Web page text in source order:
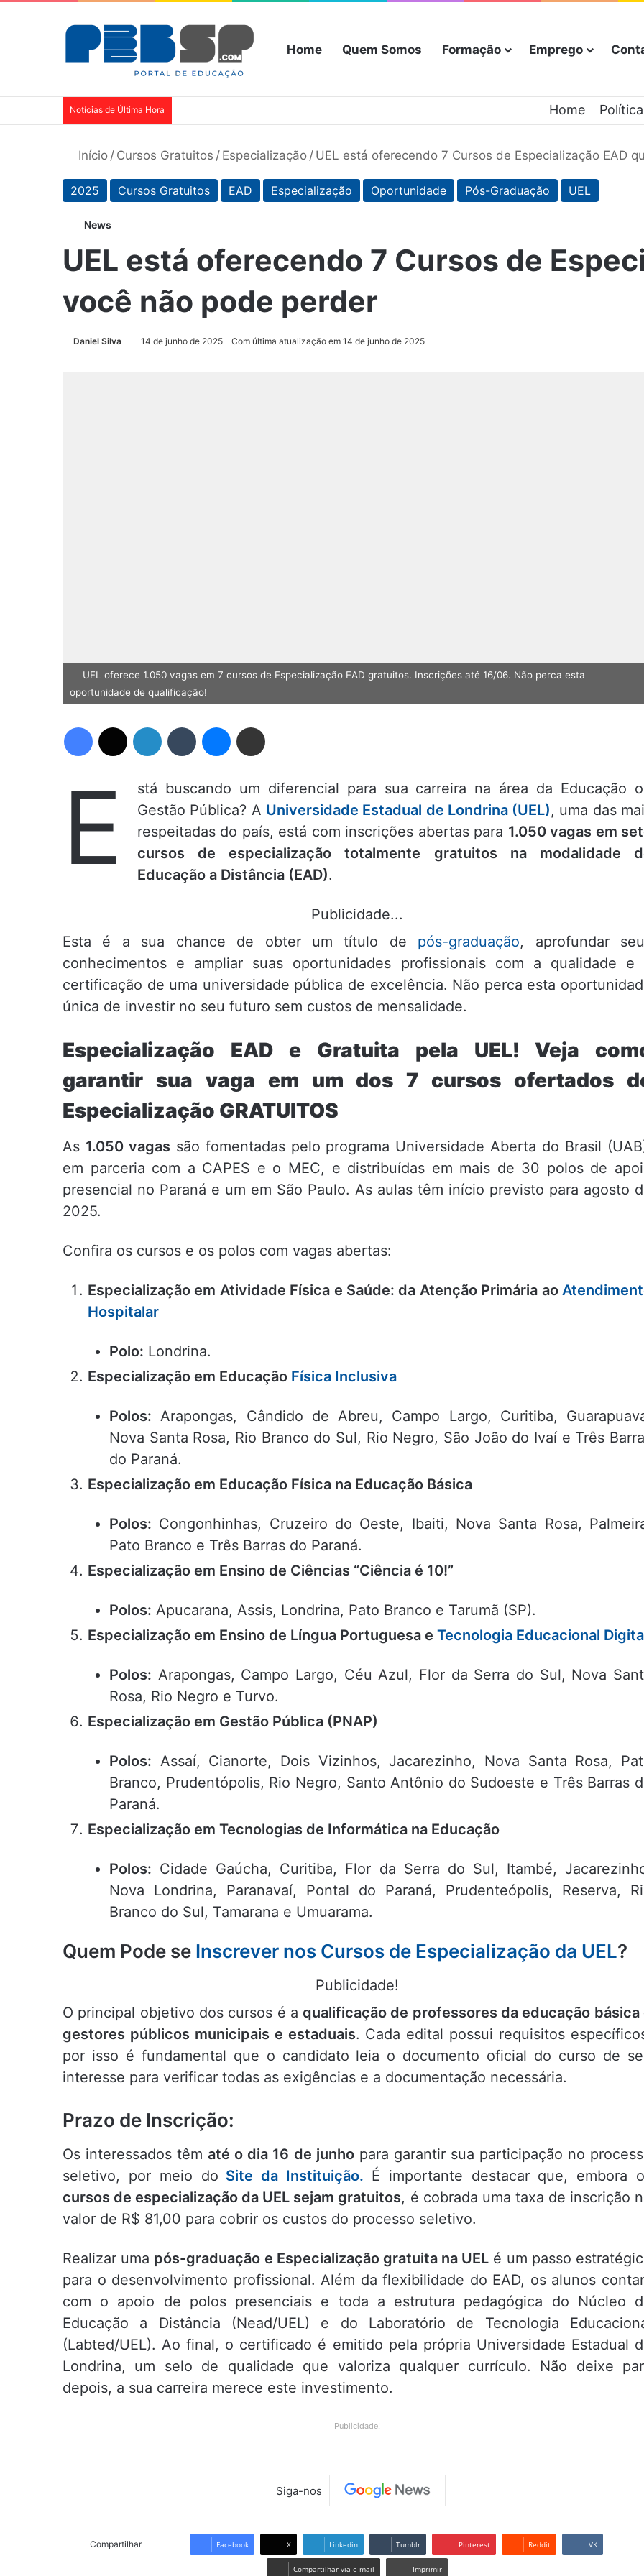
Home Quem Somos Formação Emprego
Notícias de Última Hora Home
Início / Cursos Gratuitos / Especialização / UEL está oferecendo 7 Cursos de Especialização EAD
2025 Cursos Gratuitos EAD Especialização Oportunidade Pós-Graduação UEL
News
UEL está oferecendo 7 Cursos de
você não pode perder
Daniel Silva 14 de junho de 2025 Com última atualização em 14 de junho de 2025
UEL oferece 1.050 vagas em 7 cursos de Especialização EAD gratuitos. Inscrições até 16/06. Não perca esta
oportunidade de qualificação!
E
stá buscando um diferencial para sua carreira na área da Educação
Gestão Pública? A Universidade Estadual de Londrina (UEL), uma das
respeitadas do país, está com inscrições abertas para 1.050 vagas em
cursos de especialização totalmente gratuitos na modalidade
Educação a Distância (EAD).
Publicidade...
Esta é a sua chance de obter um título de pós-graduação, aprofundar
conhecimentos e ampliar suas oportunidades profissionais com a qualidade e
certificação de uma universidade pública de excelência. Não perca esta
única de investir no seu futuro sem custos de mensalidade.
Especialização EAD e Gratuita pela UEL! Veja
garantir sua vaga em um dos 7 cursos ofertados
Especialização GRATUITOS
As 1.050 vagas são fomentadas pelo programa Universidade Aberta do Brasil
em parceria com a CAPES e o MEC, e distribuídas em mais de 30 polos de
presencial no Paraná e um em São Paulo. As aulas têm início previsto para agosto
2025.
Confira os cursos e os polos com vagas abertas:
Especialização em Atividade Física e Saúde: da Atenção Primária ao
Hospitalar
Polo: Londrina.
Especialização em Educação Física Inclusiva
Polos: Arapongas, Cândido de Abreu, Campo Largo, Curitiba,
Nova Santa Rosa, Rio Branco do Sul, Rio Negro, São João do Ivaí e Três
do Paraná.
Especialização em Educação Física na Educação Básica
Polos: Congonhinhas, Cruzeiro do Oeste, Ibaiti, Nova Santa Rosa,
Pato Branco e Três Barras do Paraná.
Especialização em Ensino de Ciências “Ciência é 10!”
Polos: Apucarana, Assis, Londrina, Pato Branco e Tarumã (SP).
Especialização em Ensino de Língua Portuguesa e Tecnologia Educacional
Polos: Arapongas, Campo Largo, Céu Azul, Flor da Serra do Sul, Nova
Rosa, Rio Negro e Turvo.
Especialização em Gestão Pública (PNAP)
Polos: Assaí, Cianorte, Dois Vizinhos, Jacarezinho, Nova Santa Rosa,
Branco, Prudentópolis, Rio Negro, Santo Antônio do Sudoeste e Três Barras
Paraná.
Especialização em Tecnologias de Informática na Educação
Polos: Cidade Gaúcha, Curitiba, Flor da Serra do Sul, Itambé,
Nova Londrina, Paranavaí, Pontal do Paraná, Prudenteópolis, Reserva,
Branco do Sul, Tamarana e Umuarama.
Quem Pode se Inscrever nos Cursos de Especialização da UEL?
Publicidade!
O principal objetivo dos cursos é a qualificação de professores da educação básica
gestores públicos municipais e estaduais. Cada edital possui requisitos
por isso é fundamental que o candidato leia o documento oficial do curso de
interesse para verificar todas as exigências e a documentação necessária.
Prazo de Inscrição:
Os interessados têm até o dia 16 de junhopara garantir sua participação no
seletivo, por meio do Site da Instituição. É importante destacar que, embora
cursos de especialização da UEL sejam gratuitos, é cobrada uma taxa de inscrição
valor de R$ 81,00 para cobrir os custos do processo seletivo.
Realizar uma pós-graduação e Especialização gratuita na UEL é um passo
para o desenvolvimento profissional. Além da flexibilidade do EAD, os alunos
com o apoio de polos presenciais e toda a estrutura pedagógica do Núcleo
Educação a Distância (Nead/UEL) e do Laboratório de Tecnologia
(Labted/UEL). Ao final, o certificado é emitido pela própria Universidade Estadual
Londrina, um selo de qualidade que valoriza qualquer currículo. Não deixe
depois, a sua carreira merece este investimento.
Publicidade!
Siga-nos
Compartilhar Facebook X Linkedin Tumblr Pinterest Reddit VK
Compartilhar via e-mail Imprimir